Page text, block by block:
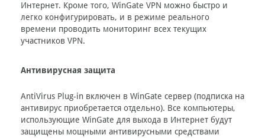
Интернет. Кроме того, WinGate VPN можно быстро и
легко конфигурировать, и в режиме реального
времени проводить мониторинг всех текущих
участников VPN.
Антивирусная защита
AntiVirus Plug-in включен в WinGate сервер (подписка на
антивирус приобретается отдельно). Все компьютеры,
использующие WinGate для выхода в Интернет будут
защищены мощными антивирусными средствами